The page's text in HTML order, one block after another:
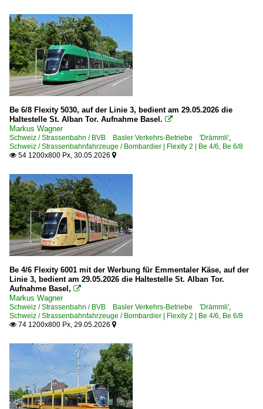
Be 6/8 Flexity 5030, auf der Linie 3, bedient am 29.05.2026 die
Haltestelle St. Alban Tor. Aufnahme Basel. 
Markus Wagner
Schweiz / Strassenbahn / BVB Basler Verkehrs-Betriebe 'Drämmli',
Schweiz / Strassenbahnfahrzeuge / Bombardier | Flexity 2 | Be 4/6, Be 6/8
 54 1200x800 Px, 30.05.2026 
Be 4/6 Flexity 6001 mit der Werbung für Emmentaler Käse, auf der
Linie 3, bedient am 29.05.2026 die Haltestelle St. Alban Tor.
Aufnahme Basel, 
Markus Wagner
Schweiz / Strassenbahn / BVB Basler Verkehrs-Betriebe 'Drämmli',
Schweiz / Strassenbahnfahrzeuge / Bombardier | Flexity 2 | Be 4/6, Be 6/8
 74 1200x800 Px, 29.05.2026 